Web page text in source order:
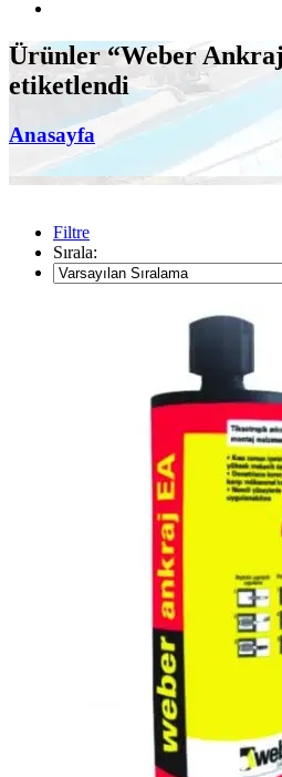
Ürünler “Weber
etiketlendi
Anasayfa
Filtre
Sırala: